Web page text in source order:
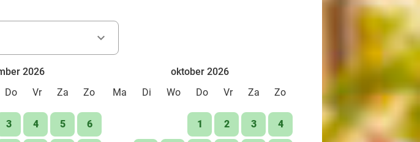
2026
Do Vr Za Zo
3 4 5 6
oktober 2026
Ma
Di Wo Do Vr Za Zo
1 2 3 4